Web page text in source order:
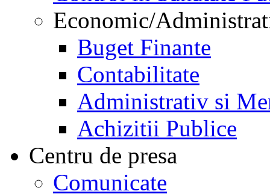
Economic/
Buget Finante
Contabilitate
Administrativ si
Achizitii Publice
Centru de presa
Comunicate